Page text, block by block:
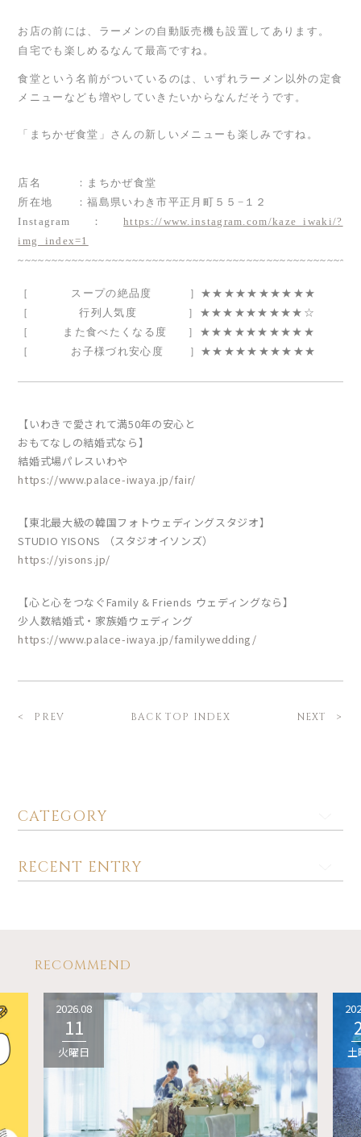
CATEGORY
RECENT ENTRY
お店の前には、ラーメンの自動販売機も設置してあります。
自宅でも楽しめるなんて最高ですね。
食堂という名前がついているのは、いずれラーメン以外の定食
メニューなども 増やしていきたいからなんだそうです。
「まちかぜ食堂」さんの新しいメニューも楽しみですね。
店名 ：まちかぜ食堂
所在地 ：福島県いわき市平正月町５５−１２
Instagram：https://www.instagram.com/kaze_iwaki/?
img_index=1
［ スープの絶品度
］★★★★★★★★★★
［ 行列人気度
］★★★★★★★★★☆
［
また食べたくなる度
］★★★★★★★★★★
［
お子様づれ安心度 ］★★★★★★★★★★
【いわきで愛されて満50年の安心と
おもてなしの結婚式なら】
結婚式場パレスいわや
https://www.palace-iwaya.jp/fair/
【東北最大級の韓国フォトウェディングスタジオ】
STUDIO YISONS （スタジオイソンズ）
https://yisons.jp/
【心と心をつなぐFamily & Friends ウェディングなら】
少人数結婚式・家族婚ウェディング
https://www.palace-iwaya.jp/familywedding/
PREV BACK TOP INDEX NEXT
RECOMMEND
2026.08
11
火曜日 土